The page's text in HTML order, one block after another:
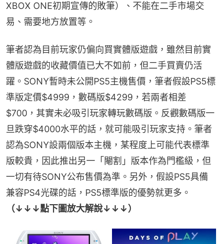
XBOX ONE初期宣傳的敗筆）、不能在二手市場交
易、需要地方放置等。
筆者認為目前玩家仍偏向買實體版遊戲，雖然目前實
體版遊戲的收藏價值已大不如前，但二手買賣仍活
躍。SONY暫時未公開PS5主機售價，筆者假設PS5標
準版定價$4999，數碼版$4299，若兩者相差
$700，其實未必吸引玩家轉玩數碼版。反觀數碼版一
旦跌穿$4000水平的話，就可能吸引玩家支持。筆者
認為SONY設兩個版本主機，某程度上可能代表標準
版較貴，因此推出另一「閹割」版本作為門檻級，但
一切有待SONY公布售價為準。另外，假設PS5具備
兼容PS4光碟的話，PS5標準版的優勢就更多。
（↓↓↓點下圖放大解說↓↓↓）